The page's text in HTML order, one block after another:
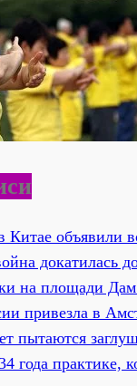
Китае объявили
докатилась
на площади
привезла в
пытаются
года практике,